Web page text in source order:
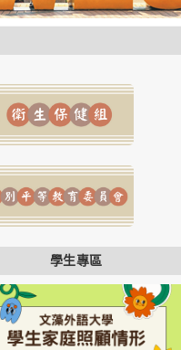
學生專區